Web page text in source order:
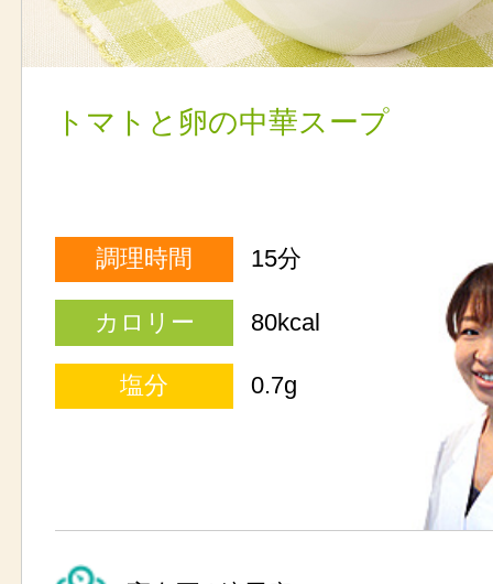
トマトと卵の中華スープ
調理時間 15分
カロリー 80kcal
塩分 0.7g